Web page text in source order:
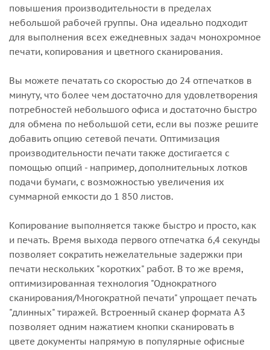
повышения производительности в пределах
небольшой рабочей группы. Она идеально подходит
для выполнения всех ежедневных задач монохромное
печати, копирования и цветного сканирования.
Вы можете печатать со скоростью до 24 отпечатков в
минуту, что более чем достаточно для удовлетворения
потребностей небольшого офиса и достаточно быстро
для обмена по небольшой сети, если вы позже решите
добавить опцию сетевой печати. Оптимизация
производительности печати также достигается с
помощью опций - например, дополнительных лотков
подачи бумаги, с возможностью увеличения их
суммарной емкости до 1 850 листов.
Копирование выполняется также быстро и просто, как
и печать. Время выхода первого отпечатка 6,4 секунды
позволяет сократить нежелательные задержки при
печати нескольких "коротких" работ. В то же время,
оптимизированная технология "Однократного
сканирования/Многократной печати" упрощает печать
"длинных" тиражей. Встроенный сканер формата A3
позволяет одним нажатием кнопки сканировать в
цвете документы напрямую в популярные офисные